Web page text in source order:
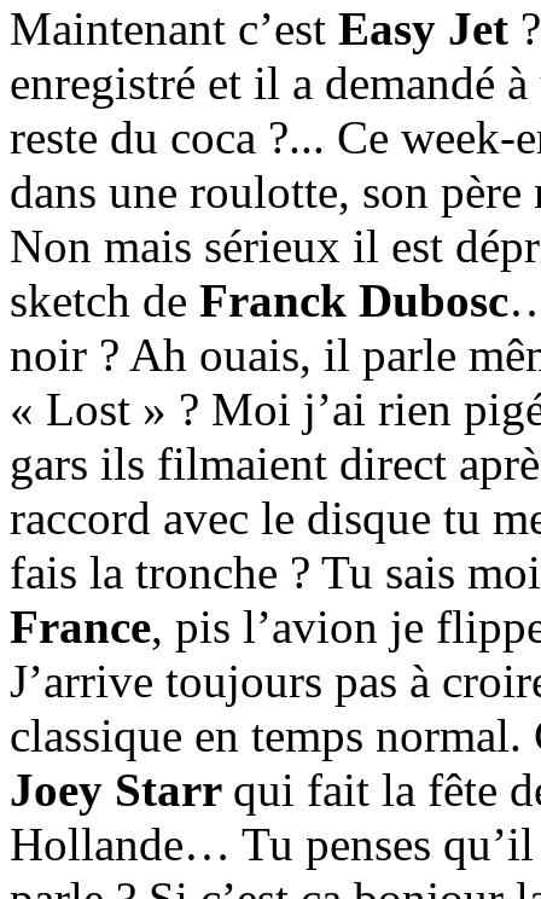
Maintenant c’est Easy Jet
enregistré et il a demandé
reste du coca ?... Ce
dans une roulotte, son
Non mais sérieux il est
sketch de Franck Dubosc
noir ? Ah ouais, il parle
« Lost » ? Moi j’ai rien
gars ils filmaient direct
raccord avec le disque tu
fais la tronche ? Tu sais
France, pis l’avion je
J’arrive toujours pas à
classique en temps normal.
Joey Starr qui fait la fête
Hollande… Tu penses